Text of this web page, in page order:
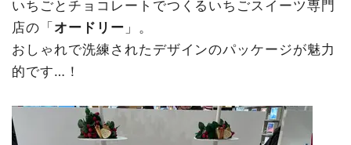
いちごとチョコレートでつくるいちごスイーツ専門
店の「オードリー 」。
おしゃれで洗練されたデザインのパッケージが魅力
的です…！